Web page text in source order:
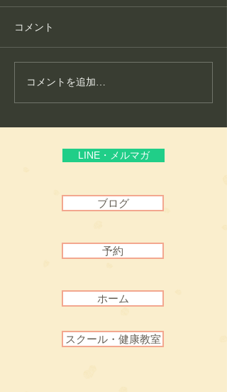
護身フィットネス教室が
生まれた理由
コメント
コメントを追加…
LINE・メルマガ
ブログ
予約
ホーム
スクール・健康教室